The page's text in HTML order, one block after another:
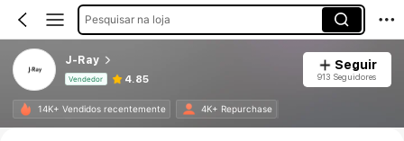
Pesquisar na loja
J-Ray
Vendedor 4.85
Seguir
913 Seguidores
14K+ Vendidos recentemente 4K+ Repurchase
Informações do Produto: Divulgação de Preço, Vendas e Detalhes de Stock.